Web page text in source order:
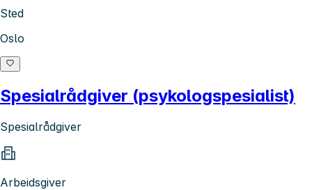
Sted
Oslo
Spesialrådgiver (psykologspesialist)
Spesialrådgiver
Arbeidsgiver